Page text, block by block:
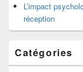
L’impact
réception
Catégories